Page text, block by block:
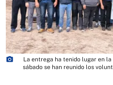
photo_camera
La entrega ha tenido lugar en
sábado se han reunido los